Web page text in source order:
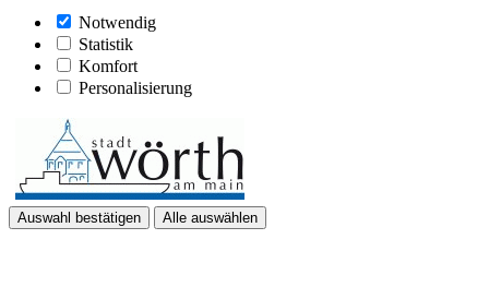
Notwendig
Statistik
Komfort
Personalisierung
Auswahl bestätigen Alle auswählen